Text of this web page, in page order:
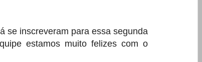
se inscreveram para essa segunda
estamos muito felizes com o